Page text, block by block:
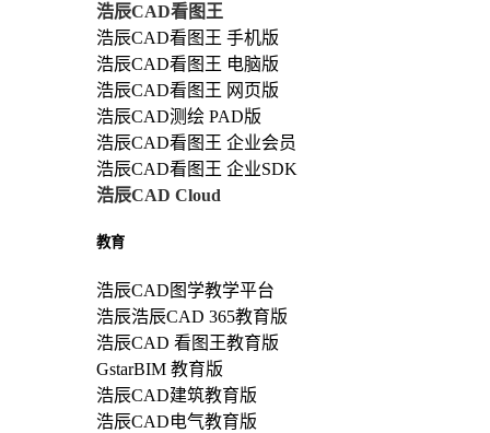
浩辰CAD看图王
浩辰CAD看图王 手机版
浩辰CAD看图王 电脑版
浩辰CAD看图王 网页版
浩辰CAD测绘 PAD版
浩辰CAD看图王 企业会员
浩辰CAD看图王 企业SDK
浩辰CAD Cloud
教育
浩辰CAD图学教学平台
浩辰浩辰CAD 365教育版
浩辰CAD 看图王教育版
GstarBIM 教育版
浩辰CAD建筑教育版
浩辰CAD电气教育版